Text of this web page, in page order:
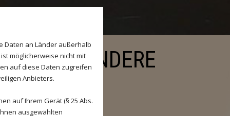
INSBESONDERE
Daten an Länder außerhalb
möglicherweise nicht mit
auf diese Daten zugreifen
Anbieters.
auf Ihrem Gerät (§ 25 Abs.
ausgewählten